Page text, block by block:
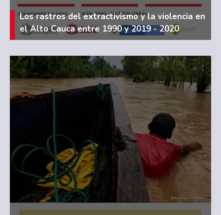
Los rastros del extractivismo y la violencia en
el Alto Cauca entre 1990 y 2019 - 2020